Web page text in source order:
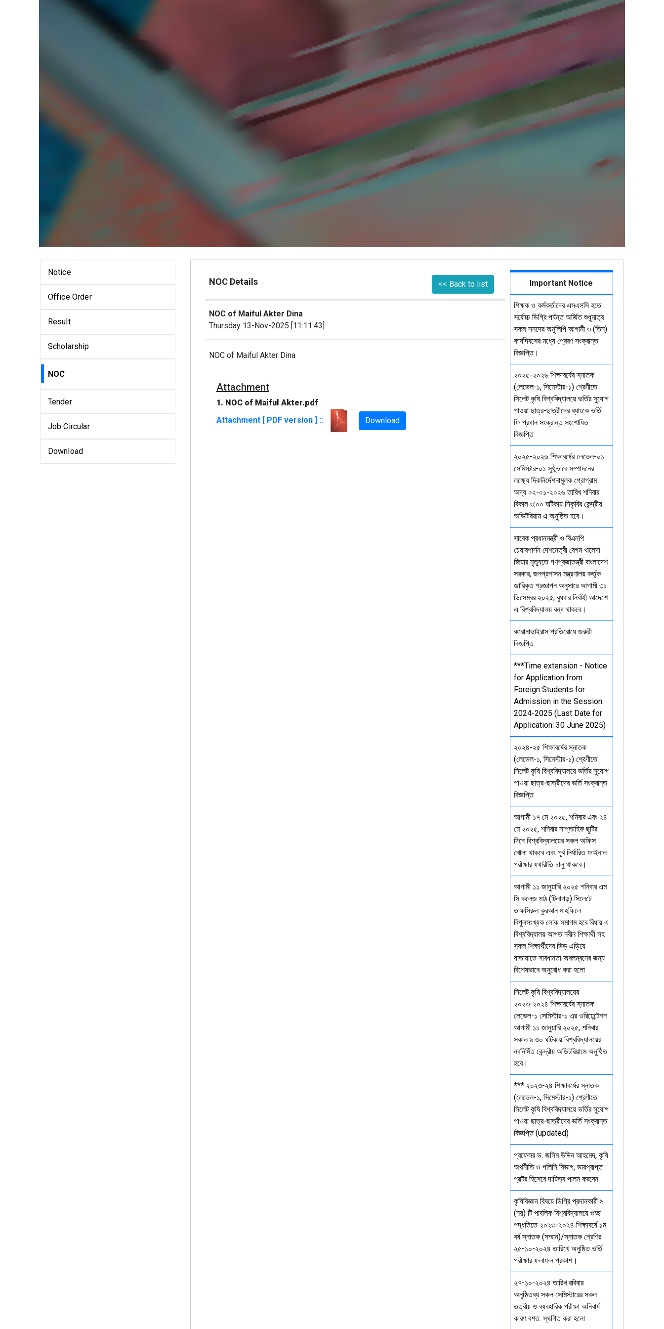
Notice
Office Order
Result
Scholarship
NOC
Tender
Job Circular
Download
NOC Details << Back to list
NOC of Maiful Akter Dina
Thursday 13-Nov-2025 [11:11:43]
NOC of Maiful Akter Dina
Attachment
1. NOC of Maiful Akter.pdf
Attachment [ PDF version ] ::
Download
Important Notice
শিক্ষক ও কর্মকর্তাদের এসএসসি হতে
সর্বোচ্চ ডিগ্রি পর্যন্ত অর্জিত শুধুমাত্র
সকল সনদের অনুলিপি আগামী ৩ (তিন)
কার্যদিবসের মধ্যে প্রেরণ সংক্রান্ত
বিজ্ঞপ্তি।
২০২৫-২০২৬ শিক্ষাবর্ষের স্নাতক
(লেভেল-১, সিমেস্টার-১) শ্রেণীতে
সিলেট কৃষি বিশ্ববিদ্যালয়ে ভর্তির সুযোগ
পাওয়া ছাত্র-ছাত্রীদের ব্যাংকে ভর্তি
ফি প্রধান সংক্রান্ত সংশোধিত
বিজ্ঞপ্তি
২০২৫-২০২৬ শিক্ষাবর্ষের লেভেল-০১
সেমিস্টার-০১ সুষ্ঠুভাবে সম্পাদনের
লক্ষ্যে দিকনির্দেশনামূলক প্রোগ্রাম
অদ্য ০২-০১-২০২৬ তারিখ শনিবার
বিকাল ৩:০০ ঘটিকায় সিকৃবির কেন্দ্রীয়
অডিটরিয়াম এ অনুষ্ঠিত হবে।
সাবেক প্রধানমন্ত্রী ও বিএনপি
চেয়ারপার্সন দেশনেত্রী বেগম খালেদা
জিয়ার মৃত্যুতে গণপ্রজাতন্ত্রী বাংলাদেশ
সরকার, জনপ্রশাসন মন্ত্রণালয় কর্তৃক
জারিকৃত প্রজ্ঞাপন অনুসারে আগামী ৩১
ডিসেম্বর ২০২৫, বুধবার নির্বাহী আদেশে
এ বিশ্ববিদ্যালয় বন্ধ থাকবে।
করোনাভাইরাস প্রতিরোধে জরুরী
বিজ্ঞপ্তি
***Time extension - Notice
for Application from
Foreign Students for
Admission in the Session
2024-2025 (Last Date for
Application: 30 June 2025)
২০২৪-২৫ শিক্ষাবর্ষের স্নাতক
(লেভেল-১, সিমেস্টার-১) শ্রেণীতে
সিলেট কৃষি বিশ্ববিদ্যালয়ে ভর্তির সুযোগ
পাওয়া ছাত্র-ছাত্রীদের ভর্তি সংক্রান্ত
বিজ্ঞপ্তি
আগামী ১৭ মে ২০২৫, শনিবার এবং ২৪
মে ২০২৫, শনিবার সাপ্তাহিক ছুটির
দিনে বিশ্ববিদ্যালয়ের সকল অফিস
খোলা থাকবে এবং পূর্ব নির্ধারিত ফাইনাল
পরীক্ষার যথারীতি চালু থাকবে।
আগামী ১১ জানুয়ারি ২০২৫ শনিবার এম
সি কলেজ মাঠ (টিলাগড়) সিলেটে
তাফসিরুল কুরআন মাহফিলে
বিপুলসংখ্যক লোক সমাগম হবে বিধায় এ
বিশ্ববিদ্যালয় আগত নবীন শিক্ষার্থী সহ
সকল শিক্ষার্থীদের ভিড় এড়িয়ে
যাতায়াতে সাবধানতা অবলম্বনের জন্য
বিশেষভাবে অনুরোধ করা হলো
সিলেট কৃষি বিশ্ববিদ্যালয়ের
২০২৩-২০২৪ শিক্ষাবর্ষের স্নাতক
লেভেল-১ সেমিস্টার-১ এর ওরিয়েন্টেশন
আগামী ১১ জানুয়ারি ২০২৫, শনিবার
সকাল ৯.৩০ ঘটিকায় বিশ্ববিদ্যালয়ের
নবনির্মিত কেন্দ্রীয় অডিটরিয়ামে অনুষ্ঠিত
হবে।
*** ২০২৩-২৪ শিক্ষাবর্ষের স্নাতক
(লেভেল-১, সিমেস্টার-১) শ্রেণীতে
সিলেট কৃষি বিশ্ববিদ্যালয়ে ভর্তির সুযোগ
পাওয়া ছাত্র-ছাত্রীদের ভর্তি সংক্রান্ত
বিজ্ঞপ্তি (updated)
প্রফেসর ড. জসিম উদ্দিন আহমেদ, কৃষি
অর্থনীতি ও পলিসি বিভাগ, ভারপ্রাপ্ত
প্রক্টর হিসেবে দায়িত্ব পালন করবেন
কৃষিবিজ্ঞান বিষয়ে ডিগ্রি প্রদানকারী ৯
(নয়) টি পাবলিক বিশ্ববিদ্যালয়ে গুচ্ছ
পদ্ধতিতে ২০২৩-২০২৪ শিক্ষাবর্ষে ১ম
বর্ষ স্নাতক (সম্মান)/স্নাতক শ্রেণির
২৫-১০-২০২৪ তারিখে অনুষ্ঠিত ভর্তি
পরীক্ষার ফলাফল প্রকাশ।
২৭-১০-২০২৪ তারিখ রবিবার
অনুষ্ঠিতব্য সকল সেমিস্টারের সকল
তত্বীয় ও ব্যবহারিক পরীক্ষা অনিবার্য
কারণ বশত: স্থগিত করা হলো